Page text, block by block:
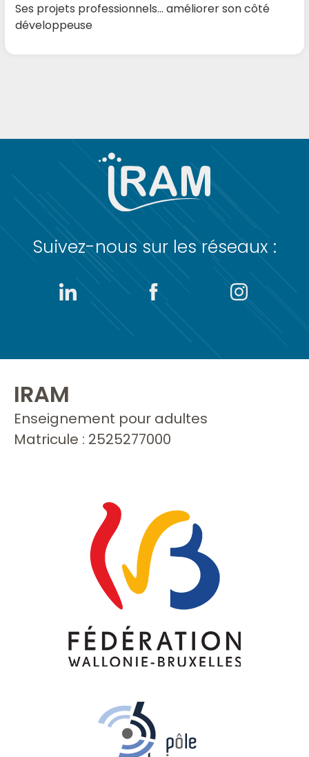
Ses projets professionnels… améliorer son côté
développeuse
Suivez-nous sur les réseaux :
IRAM
Enseignement pour adultes
Matricule : 2525277000